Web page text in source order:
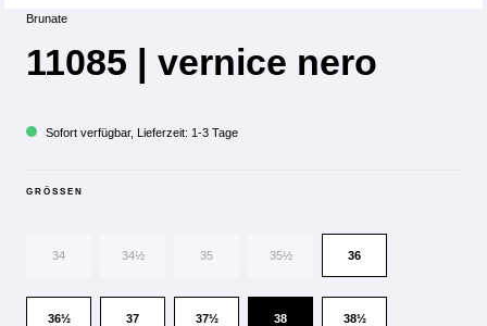
Brunate
11085 | vernice nero
Sofort verfügbar, Lieferzeit: 1-3 Tage
GRÖSSEN
34 34½ 35 35½ 36
36½ 37 37½ 38 38½